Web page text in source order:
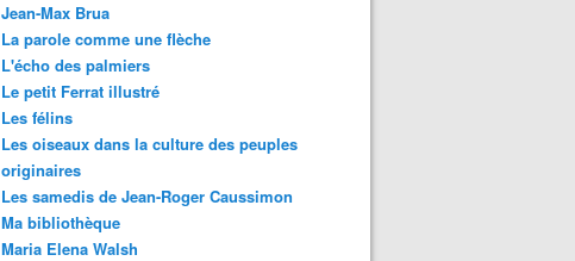
Jean-Max Brua
La parole comme une flèche
L'écho des palmiers
Le petit Ferrat illustré
Les félins
Les oiseaux dans la culture des peuples
originaires
Les samedis de Jean-Roger Caussimon
Ma bibliothèque
Maria Elena Walsh